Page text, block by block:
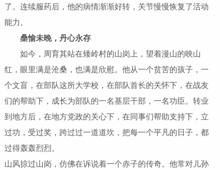
了。连续服药后，他的病情渐渐好转，关节慢慢恢复了活动
能力。
桑愉未晚，丹心永存
如今，周育其站在矮岭村的山岗上，望着漫山的映山
红，眼里满是沧桑，也满是欣慰。他从一个贫苦的孩子，一
个文盲，在部队这所大学校，在部队首长的关怀下，在战友
们的帮助下，成长为部队的一名基层干部，一名功臣。转业
到地方后，在地方党政的关心下，在同事们帮助支持下，立
过功，受过奖，跨过过一道道坎，把每一个平凡的日子，都
过得轰轰烈烈。
山风掠过山岗，仿佛在诉说着一个赤子的传奇。他常对儿孙